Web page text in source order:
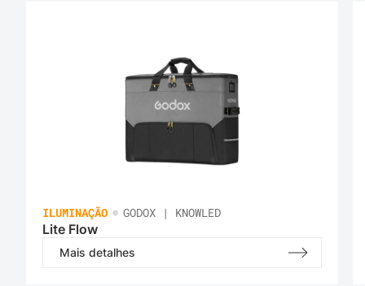
ILUMINAÇÃO •GODOX | KNOWLED
Lite Flow
Mais detalhes